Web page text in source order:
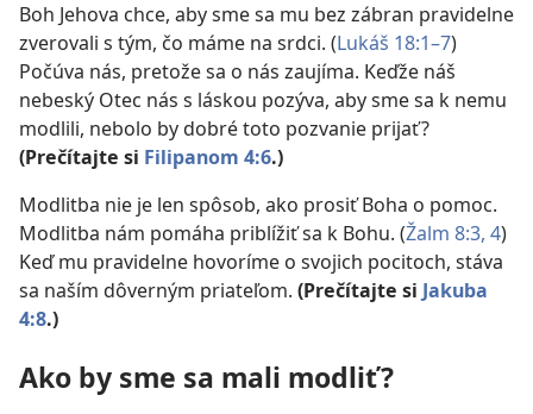
Boh Jehova chce, aby sme sa mu bez zábran pravidelne
zverovali s tým, čo máme na srdci. (Lukáš 18:1–7)
Počúva nás, pretože sa o nás zaujíma. Keďže náš
nebeský Otec nás s láskou pozýva, aby sme sa k nemu
modlili, nebolo by dobré toto pozvanie prijať?
(Prečítajte si Filipanom 4:6.)
Modlitba nie je len spôsob, ako prosiť Boha o pomoc.
Modlitba nám pomáha priblížiť sa k Bohu. (Žalm 8:3, 4)
Keď mu pravidelne hovoríme o svojich pocitoch, stáva
sa naším dôverným priateľom. (Prečítajte si Jakuba
4:8.)
Ako by sme sa mali modliť?